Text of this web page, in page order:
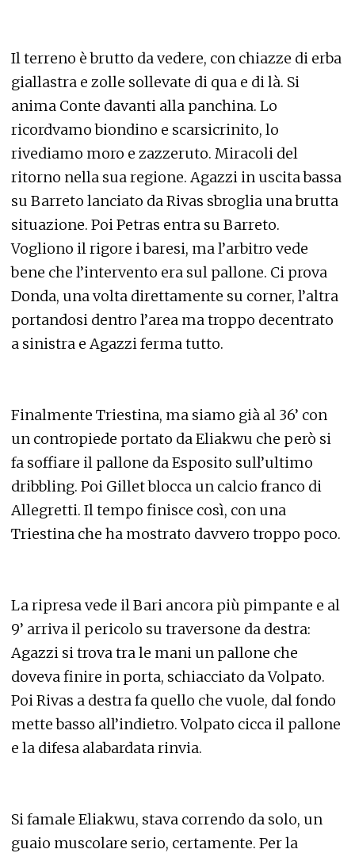
Il terreno è brutto da vedere, con chiazze di erba
giallastra e zolle sollevate di qua e di là. Si
anima Conte davanti alla panchina. Lo
ricordvamo biondino e scarsicrinito, lo
rivediamo moro e zazzeruto. Miracoli del
ritorno nella sua regione. Agazzi in uscita bassa
su Barreto lanciato da Rivas sbroglia una brutta
situazione. Poi Petras entra su Barreto.
Vogliono il rigore i baresi, ma l’arbitro vede
bene che l’intervento era sul pallone. Ci prova
Donda, una volta direttamente su corner, l’altra
portandosi dentro l’area ma troppo decentrato
a sinistra e Agazzi ferma tutto.
Finalmente Triestina, ma siamo già al 36’ con
un contropiede portato da Eliakwu che però si
fa soffiare il pallone da Esposito sull’ultimo
dribbling. Poi Gillet blocca un calcio franco di
Allegretti. Il tempo finisce così, con una
Triestina che ha mostrato davvero troppo poco.
La ripresa vede il Bari ancora più pimpante e al
9’ arriva il pericolo su traversone da destra:
Agazzi si trova tra le mani un pallone che
doveva finire in porta, schiacciato da Volpato.
Poi Rivas a destra fa quello che vuole, dal fondo
mette basso all’indietro. Volpato cicca il pallone
e la difesa alabardata rinvia.
Si famale Eliakwu, stava correndo da solo, un
guaio muscolare serio, certamente. Per la